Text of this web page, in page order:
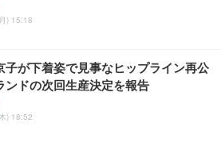
) 15:18
子が下着姿で見事なヒップライン再公
ンドの次回生産決定を報告
) 18:52